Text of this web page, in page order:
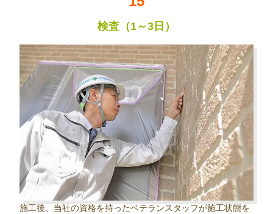
検査（1～3日）
施工後、当社の資格を持ったベテランスタッフが施工状態を